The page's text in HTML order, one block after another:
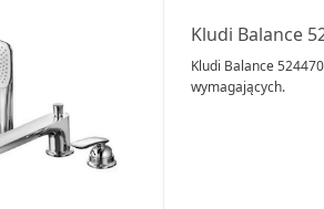
Kludi Balance
Kludi Balance
wymagających.